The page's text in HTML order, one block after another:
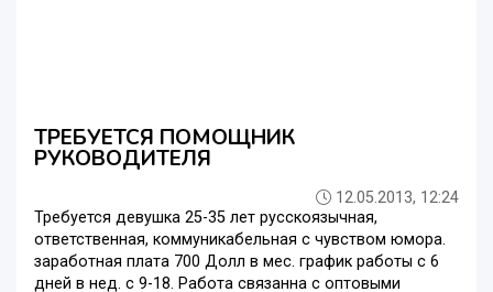
ТРЕБУЕТСЯ ПОМОЩНИК
РУКОВОДИТЕЛЯ
12.05.2013, 12:24
Требуется девушка 25-35 лет русскоязычная,
ответственная, коммуникабельная с чувством юмора.
заработная плата 700 Долл в мес. график работы с 6
дней в нед. с 9-18. Работа связанна с оптовыми